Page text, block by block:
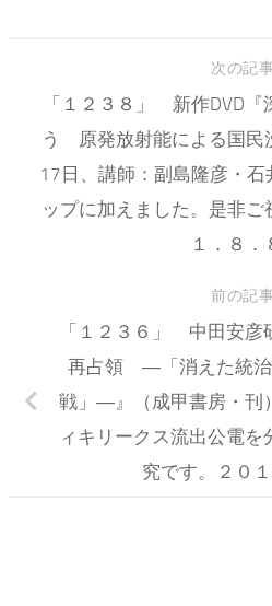
次の記
「１２３８」 新作DVD『
う 原発放射能による国民
17日、講師：副島隆彦・
ップに加えました。是非ご
１．８．
前の記
「１２３６」 中田安彦
再占領 ―「消えた統治
戦」―』（成甲書房・刊
ィキリークス流出公電
究です。２０